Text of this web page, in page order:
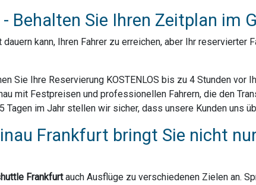
Behalten Sie Ihren Zeitplan im
kann, Ihren Fahrer zu erreichen, aber Ihr
Sie Ihre Reservierung KOSTENLOS bis zu 4 Stunden vor
mit Festpreisen und professionellen Fahrern, die den
im Jahr stellen wir sicher, dass unsere Kunden uns
Frankfurt bringt Sie nicht
Frankfurtauch Ausflüge zu verschiedenen Zielen an.